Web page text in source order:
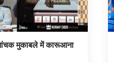
मुकाबले में कारूआना